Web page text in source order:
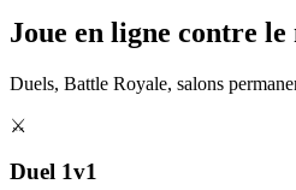
Joue en ligne contre le
Duels, Battle Royale, salons
⚔️
Duel 1v1